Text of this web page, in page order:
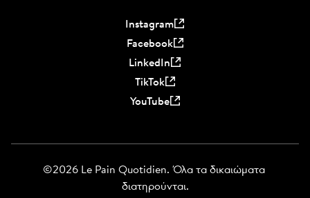
Instagram
Facebook
LinkedIn
TikTok
YouTube
©2026 Le Pain Quotidien. Όλα τα δικαιώματα
διατηρούνται.